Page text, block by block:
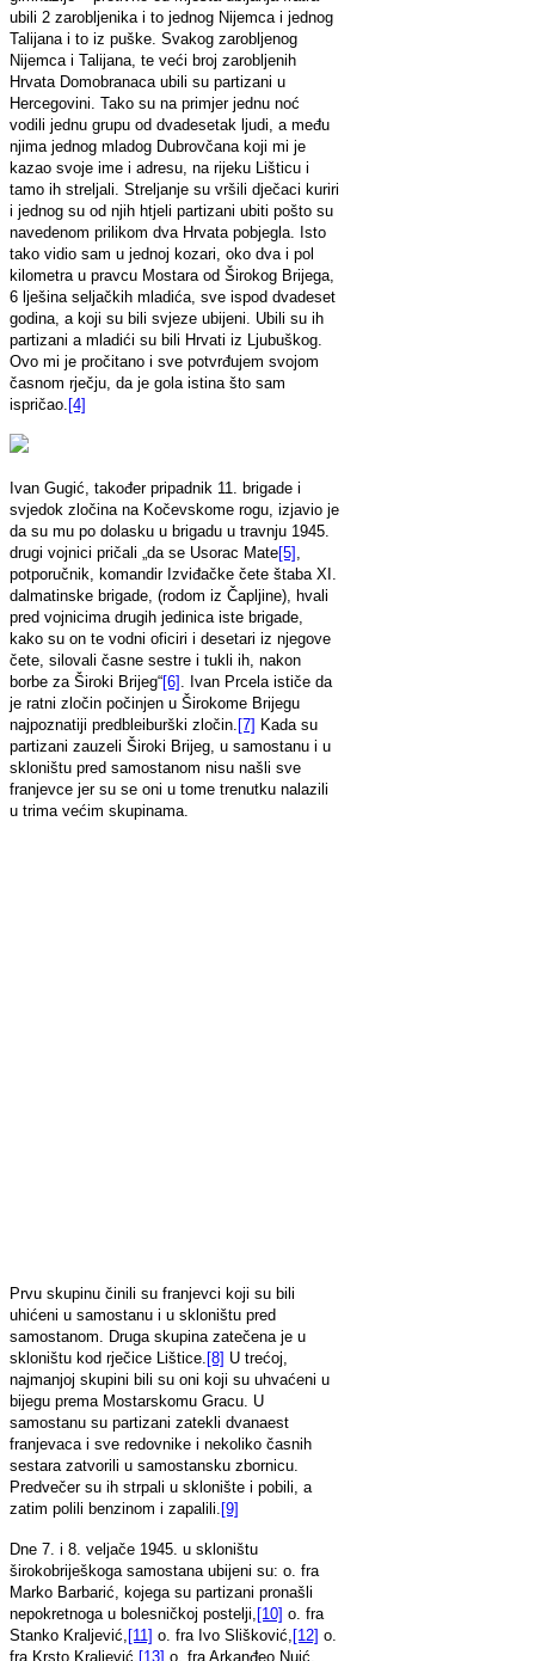
ubili 2 zarobljenika i to jednog Nijemca i jednog
Talijana i to iz puške. Svakog zarobljenog
Nijemca i Talijana, te veći broj zarobljenih
Hrvata Domobranaca ubili su partizani u
Hercegovini. Tako su na primjer jednu noć
vodili jednu grupu od dvadesetak ljudi, a među
njima jednog mladog Dubrovčana koji mi je
kazao svoje ime i adresu, na rijeku Lišticu i
tamo ih streljali. Streljanje su vršili dječaci kuriri
i jednog su od njih htjeli partizani ubiti pošto su
navedenom prilikom dva Hrvata pobjegla. Isto
tako vidio sam u jednoj kozari, oko dva i pol
kilometra u pravcu Mostara od Širokog Brijega,
6 lješina seljačkih mladića, sve ispod dvadeset
godina, a koji su bili svjeze ubijeni. Ubili su ih
partizani a mladići su bili Hrvati iz Ljubuškog.
Ovo mi je pročitano i sve potvrđujem svojom
časnom rječju, da je gola istina što sam
ispričao. [4]
Ivan Gugić, također pripadnik 11. brigade i
svjedok zločina na Kočevskome rogu, izjavio je
da su mu po dolasku u brigadu u travnju 1945.
drugi vojnici pričali „da se Usorac Mate[5]
potporučnik, komandir Izviđačke čete štaba XI.
dalmatinske brigade, (rodom iz Čapljine), hvali
pred vojnicima drugih jedinica iste brigade,
kako su on te vodni oficiri i desetari iz njegove
čete, silovali časne sestre i tukli ih, nakon
borbe za Široki Brijeg“[6] . Ivan Prcela ističe da
je ratni zločin počinjen u Širokome Brijegu
najpoznatiji predbleiburški zločin. [7] Kada su
partizani zauzeli Široki Brijeg, u samostanu i u
skloništu pred samostanom nisu našli sve
franjevce jer su se oni u tome trenutku nalazili
u trima većim skupinama.
Prvu skupinu činili su franjevci koji su bili
uhićeni u samostanu i u skloništu pred
samostanom. Druga skupina zatečena je u
skloništu kod rječice Lištice. [8] U trećoj,
najmanjoj skupini bili su oni koji su uhvaćeni u
bijegu prema Mostarskomu Gracu. U
samostanu su partizani zatekli dvanaest
franjevaca i sve redovnike i nekoliko časnih
sestara zatvorili u samostansku zbornicu.
Predvečer su ih strpali u sklonište i pobili, a
zatim polili benzinom i zapalili. [9]
Dne 7. i 8. veljače 1945. u skloništu
širokobriješkoga samostana ubijeni su: o. fra
Marko Barbarić, kojega su partizani pronašli
nepokretnoga u bolesničkoj postelji, [10] o. fra
Stanko Kraljević, [11] o. fra Ivo Slišković, [12] o.
fra Krsto Kraljević, [13] o. fra Arkanđeo Nuić,